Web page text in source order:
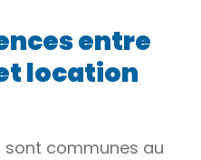
entre
location
sont communes au